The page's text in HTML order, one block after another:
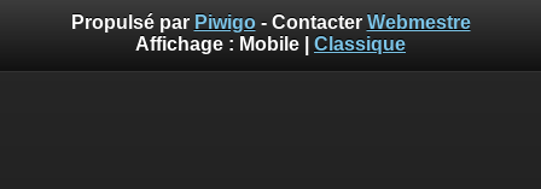
Propulsé par Piwigo- Contacter Webmestre
Affichage : Mobile Classique